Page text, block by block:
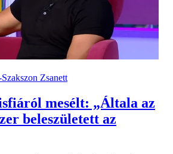
Zsanett
mesélt: „Általa az
beleszületett az